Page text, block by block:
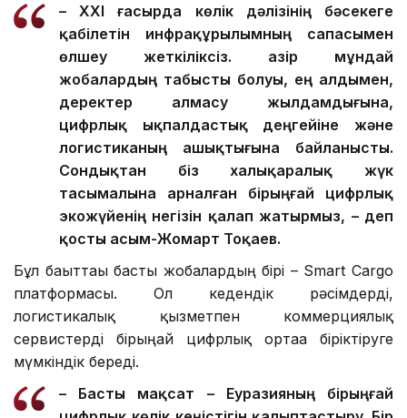
– XXI ғасырда көлік дәлізінің бәсекеге
қабілетін инфрақұрылымның сапасымен
өлшеу жеткіліксіз. Қазір мұндай
жобалардың табысты болуы, ең алдымен,
деректер алмасу жылдамдығына,
цифрлық ықпалдастық деңгейіне және
логистиканың ашықтығына байланысты.
Сондықтан біз халықаралық жүк
тасымалына арналған бірыңғай цифрлық
экожүйенің негізін қалап жатырмыз, – деп
қосты Қасым-Жомарт Тоқаев.
Бұл бағыттағы басты жобалардың бірі – Smart Cargo
платформасы. Ол кедендік рәсімдерді,
логистикалық қызметпен коммерциялық
сервистерді бірыңғай цифрлық ортаға біріктіруге
мүмкіндік береді.
– Басты мақсат – Еуразияның бірыңғай